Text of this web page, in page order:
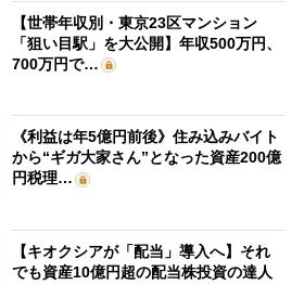
【世帯年収別・東京23区マンション
「狙い目駅」を大公開】年収500万円、
700万円で…
《利益は年5億円前後》住み込みバイト
から“ギガ大家さん”となった資産200億
円税理…
【キオクシアが「配当」導入へ】それ
でも資産10億円超の配当株投資の達人